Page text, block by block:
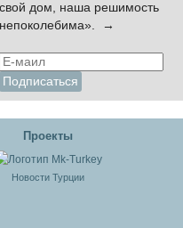
свой дом, наша решимость
непоколебима». →
Проекты
Новости Турции